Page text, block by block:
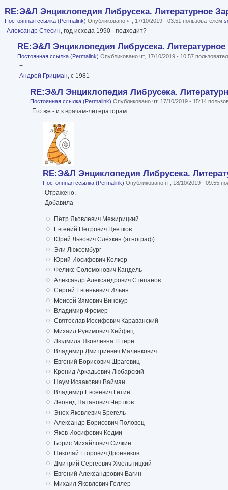
RE:Э&Л Энциклопедия Либрусека. Литературное
Постоянная ссылка (Permalink) Опубликовано чт, 17/10/2019 - 03:51 пользователем
Александр Стесин, год исхода 1990 - подходит?
RE:Э&Л Энциклопедия Либрусека.
Постоянная ссылка (Permalink) Опубликовано чт, 17/10/2019 - 10:57
+
Андрей Грицман, с 1981
RE:Э&Л Энциклопедия Либрусека.
Постоянная ссылка (Permalink) Опубликовано чт, 17/10/2019 - 15:14
Его же - и к врачам-литераторам.
RE:Э&Л Энциклопедия Либрусека.
Постоянная ссылка (Permalink) Опубликовано пт, 18/10/2019 - 09:55
Отражено.
Добавила
Пётр Яковлевич Межирицкий
Евгений Петрович Цветков
Юрий Львович Слёзкин (этнограф)
Эли Люксембург
Юрий Иосифович Колкер
Феликс Соломонович Кандель
Александр Александрович Степанов
Сергей Евгеньевич Ильин
Моисей Зямович Винокур
Владимир Фромер
Святослав Иосифович Караванский
Михаил Рувимович Хейфец
Людмила Яковлевна Штерн
Владимир Дмитриевич Малинкович
Евгений Борисович Шраговиц
Кронид Аркадьевич Любарский
Наум Исаакович Вайман
Владимир Евсеевич Гитин
Леонид Натанович Чертков
Энох Яковлевич Брегель
Александр Борисович Половец
Яков Иосифович Кедми
Борис Михайлович Сичкин
Николай Егорович Дронников
Дмитрий Сергеевич Хмельницкий
Евгений Александрович Вагин
Михаил Яковлевич Геллер